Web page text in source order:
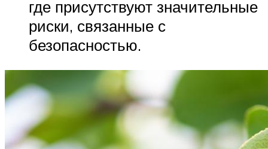
где присутствуют значительные
риски, связанные с
безопасностью.